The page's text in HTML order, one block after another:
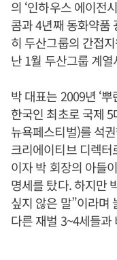
의 ‘인하우스 에이전
콤과 4년째 동화약품
히 두산그룹의 간접
난 1월 두산그룹 계
박 대표는 2009년 ‘
한국인 최초로 국제
뉴욕페스티벌)를 석
크리에이티브 디렉
이자 박 회장의 아들
명세를 탔다. 하지만
싶지 않은 말”이라며
다른 재벌 3~4세들